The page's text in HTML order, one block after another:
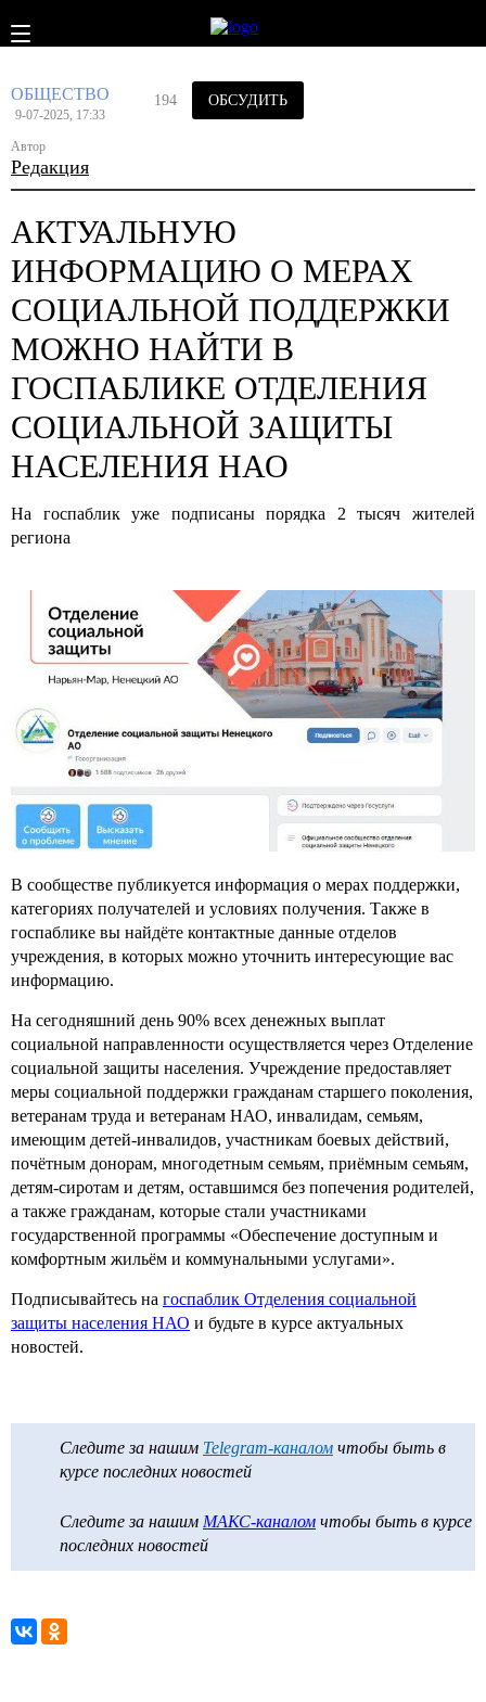
ОБЩЕСТВО
9-07-2025, 17:33
Автор
Редакция
194 ОБСУДИТЬ
АКТУАЛЬНУЮ
ИНФОРМАЦИЮ О МЕРАХ
СОЦИАЛЬНОЙ ПОДДЕРЖКИ
МОЖНО НАЙТИ В
ГОСПАБЛИКЕ ОТДЕЛЕНИЯ
СОЦИАЛЬНОЙ ЗАЩИТЫ
НАСЕЛЕНИЯ НАО
На госпаблик уже подписаны порядка 2 тысяч жителей
региона
В сообществе публикуется информация о мерах поддержки,
категориях получателей и условиях получения. Также в
госпаблике вы найдёте контактные данные отделов
учреждения, в которых можно уточнить интересующие вас
информацию.
На сегодняшний день 90% всех денежных выплат
социальной направленности осуществляется через Отделение
социальной защиты населения. Учреждение предоставляет
меры социальной поддержки гражданам старшего поколения,
ветеранам труда и ветеранам НАО, инвалидам, семьям,
имеющим детей-инвалидов, участникам боевых действий,
почётным донорам, многодетным семьям, приёмным семьям,
детям-сиротам и детям, оставшимся без попечения родителей,
а также гражданам, которые стали участниками
государственной программы «Обеспечение доступным и
комфортным жильём и коммунальными услугами».
Подписывайтесь на госпаблик Отделения социальной
защиты населения НАО и будьте в курсе актуальных
новостей.
Следите за нашим Telegram-каналом чтобы быть в
курсе последних новостей
Следите за нашим МАКС-каналом чтобы быть в курсе
последних новостей